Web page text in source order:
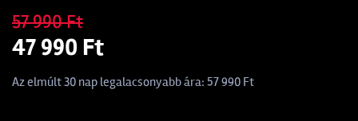
57 990 Ft
47 990 Ft
Az elmúlt 30 nap legalacsonyabb ára: 57 990 Ft